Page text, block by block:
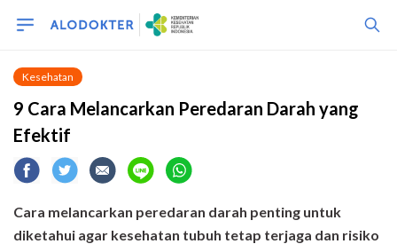
Kesehatan
9 Cara Melancarkan Peredaran Darah yang
Efektif
Cara melancarkan peredaran darah penting untuk
diketahui agar kesehatan tubuh tetap terjaga dan risiko